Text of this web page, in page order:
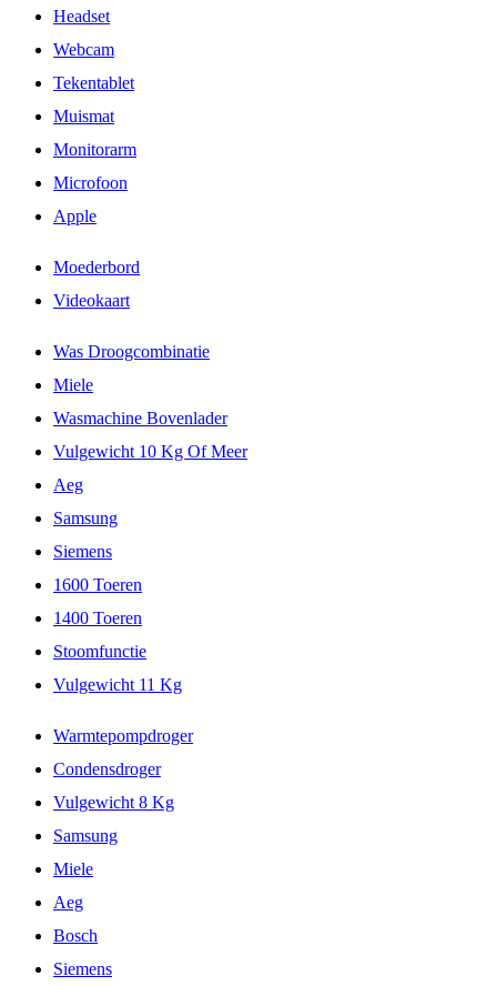
Headset
Webcam
Tekentablet
Muismat
Monitorarm
Microfoon
Apple
Moederbord
Videokaart
Was Droogcombinatie
Miele
Wasmachine Bovenlader
Vulgewicht 10 Kg Of Meer
Aeg
Samsung
Siemens
1600 Toeren
1400 Toeren
Stoomfunctie
Vulgewicht 11 Kg
Warmtepompdroger
Condensdroger
Vulgewicht 8 Kg
Samsung
Miele
Aeg
Bosch
Siemens